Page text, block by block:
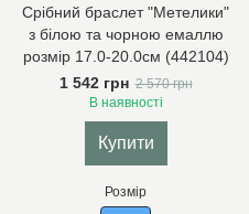
Срібний браслет "Метелики"
з білою та чорною емаллю
розмір 17.0-20.0см (442104)
1 542 грн 2 570 грн
В наявності
Купити
Розмір